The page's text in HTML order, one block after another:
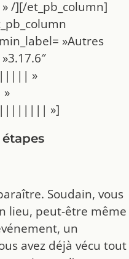
/][/et_pb_column]
»Autres
»
»
»]
étapes
Soudain, vous
lieu, peut-être même
un
avez déjà vécu tout